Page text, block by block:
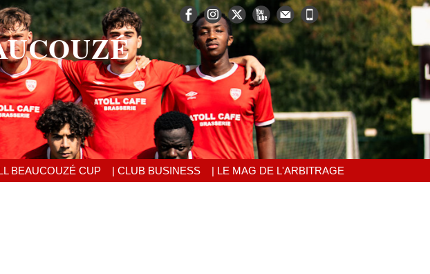
BEAUCOUZÉ CUP | CLUB BUSINESS | LE MAG DE L'ARBITRAGE